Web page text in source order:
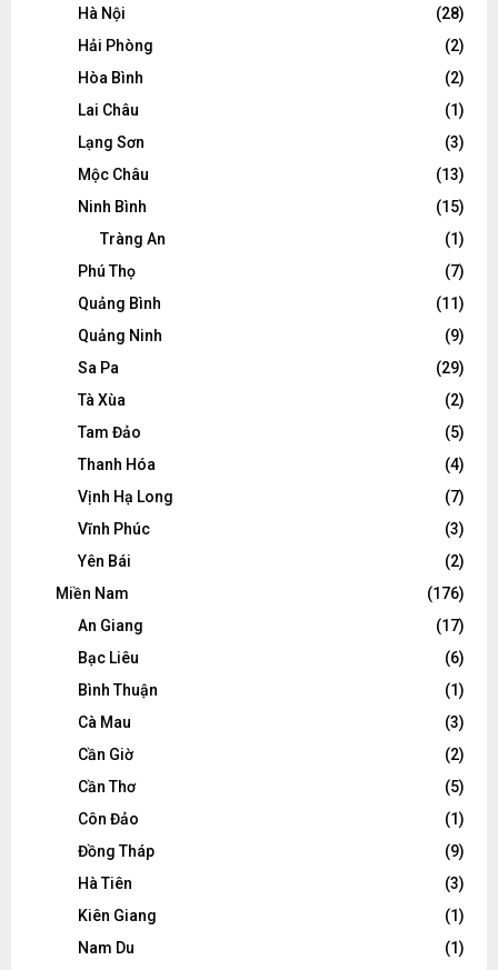
Hà Nội
(28)
Hải Phòng
(2)
Hòa Bình
(2)
Lai Châu
(1)
Lạng Sơn
(3)
Mộc Châu
(13)
Ninh Bình
(15)
Tràng An
(1)
Phú Thọ
(7)
Quảng Bình
(11)
Quảng Ninh
(9)
Sa Pa
(29)
Tà Xùa
(2)
Tam Đảo
(5)
Thanh Hóa
(4)
Vịnh Hạ Long
(7)
Vĩnh Phúc
(3)
Yên Bái
(2)
Miền Nam
(176)
An Giang
(17)
Bạc Liêu
(6)
Bình Thuận
(1)
Cà Mau
(3)
Cần Giờ
(2)
Cần Thơ
(5)
Côn Đảo
(1)
Đồng Tháp
(9)
Hà Tiên
(3)
Kiên Giang
(1)
Nam Du
(1)